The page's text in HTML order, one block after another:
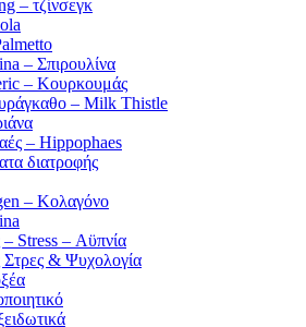
– τζίνσεγκ
– Σπιρουλίνα
– Κουρκουμάς
– Milk Thistle
– Hippophaes
διατροφής
– Κολαγόνο
– Stress – Αϋπνία
Στρες & Ψυχολογία